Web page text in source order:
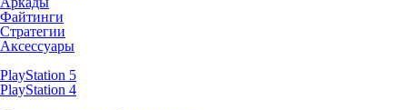
Файтинги
Стратегии
Аксессуары
PlayStation 5
PlayStation 4